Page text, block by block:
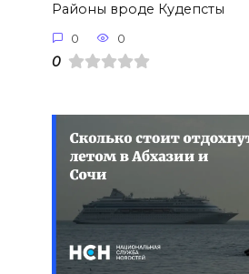
Районы вроде Кудепсты
0 0
0